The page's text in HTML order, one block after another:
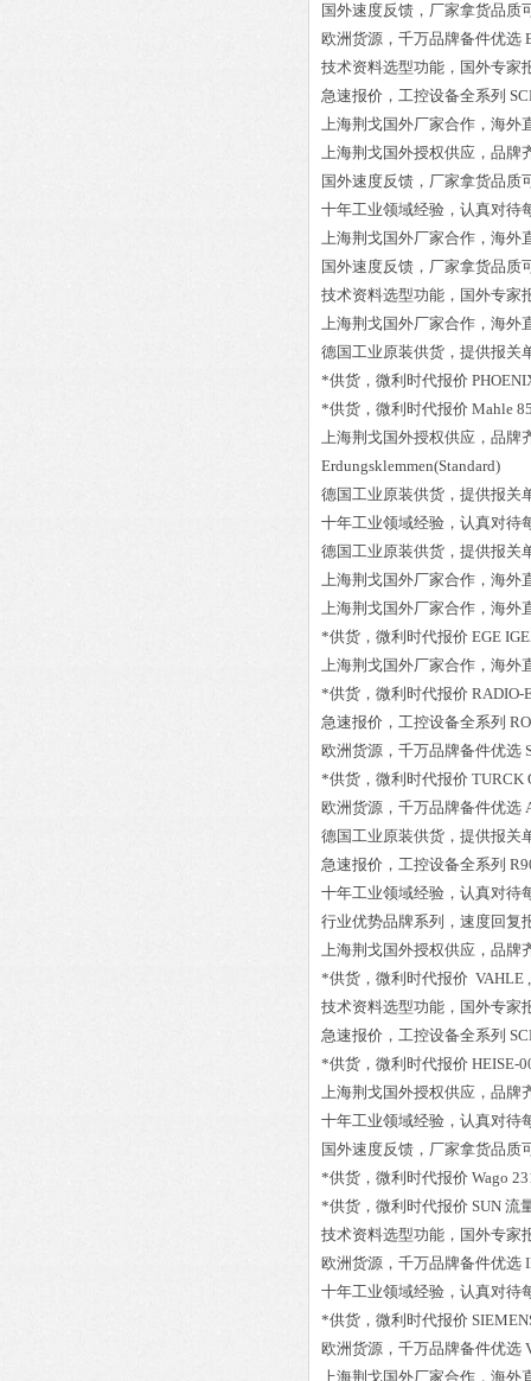
国外速度反馈，厂家拿货品质
欧洲货源，千万品牌备件优选
技术资料选型功能，国外专家
急速报价，工控设备全系列
上海荆戈国外厂家合作，海外
上海荆戈国外授权供应，品牌
国外速度反馈，厂家拿货品质
十年工业领域经验，认真对待
上海荆戈国外厂家合作，海外
国外速度反馈，厂家拿货品质
技术资料选型功能，国外专家
上海荆戈国外厂家合作，海外
德国工业原装供货，提供报关
*供货，微利时代报价
*供货，微利时代报价 Mahle
上海荆戈国外授权供应，品牌
Erdungsklemmen(Standard)
德国工业原装供货，提供报关
十年工业领域经验，认真对待
德国工业原装供货，提供报关
上海荆戈国外厂家合作，海外
上海荆戈国外厂家合作，海外
*供货，微利时代报价 EGE
上海荆戈国外厂家合作，海外
*供货，微利时代报价 RADIO-
急速报价，工控设备全系列
欧洲货源，千万品牌备件优选
*供货，微利时代报价 TURCK
欧洲货源，千万品牌备件优选
德国工业原装供货，提供报关
急速报价，工控设备全系列
十年工业领域经验，认真对待
行业优势品牌系列，速度回复
上海荆戈国外授权供应，品牌
*供货，微利时代报价 VAHLE
技术资料选型功能，国外专家
急速报价，工控设备全系列
*供货，微利时代报价 HEISE-
上海荆戈国外授权供应，品牌
十年工业领域经验，认真对待
国外速度反馈，厂家拿货品质
*供货，微利时代报价 Wago
*供货，微利时代报价 SUN 流
技术资料选型功能，国外专家
欧洲货源，千万品牌备件优选
十年工业领域经验，认真对待
*供货，微利时代报价
欧洲货源，千万品牌备件优选
上海荆戈国外厂家合作，海外